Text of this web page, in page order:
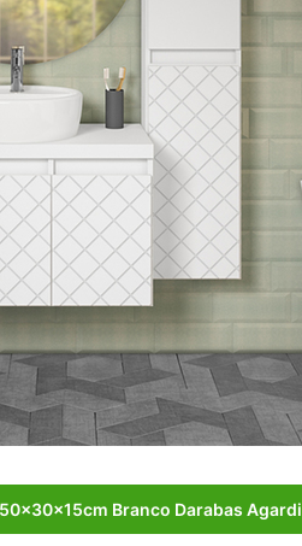
Branco Darabas Agardi